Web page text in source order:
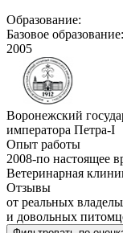
Образование:
Базовое образование:
2005
Воронежский
императора Петра-I
Опыт работы
2008-по настоящее
Ветеринарная
Отзывы
от реальных
и довольных